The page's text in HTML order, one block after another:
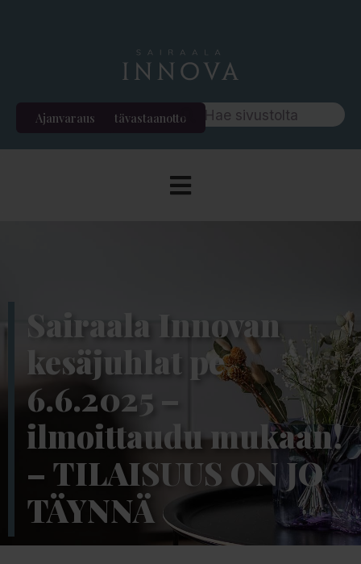
Etävastaanotto
Ajanvaraus
Sairaala Innovan
kesäjuhlat pe
6.6.2025 –
ilmoittaudu mukaan!
– TILAISUUS ON JO
TÄYNNÄ